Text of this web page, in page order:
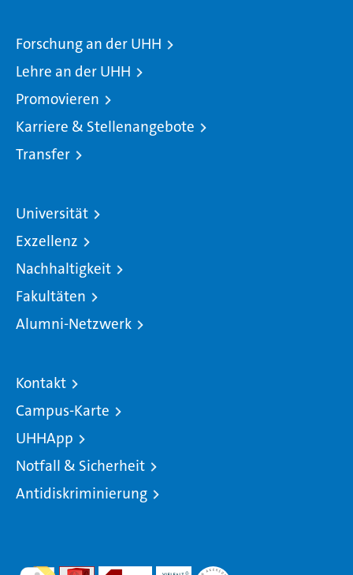
Forschung an der UHH
Lehre an der UHH
Promovieren
Karriere & Stellenangebote
Transfer
Universität
Exzellenz
Nachhaltigkeit
Fakultäten
Alumni-Netzwerk
Kontakt
Campus-Karte
UHHApp
Notfall & Sicherheit
Antidiskriminierung